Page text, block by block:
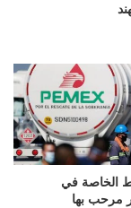
الخاصة في
مرحب بها